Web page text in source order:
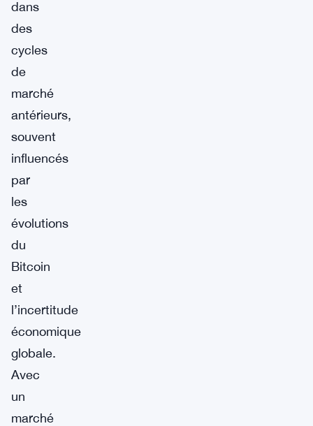
dans
des
cycles
de
marché
antérieurs,
souvent
influencés
par
les
évolutions
du
Bitcoin
et
l’incertitude
économique
globale.
Avec
un
marché